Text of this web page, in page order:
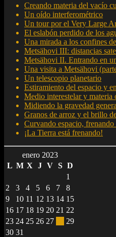
Creando materia del vacío
Un oído interferométrico
Un tour por el Very Large
El eslabón perdido de los
Una mirada a los confines
Metsähovi III: distancias
Metsähovi II. Entrando en
Una visita a Metsähovi
Un telescopio planetario
Estiramiento del espacio y
Medio interestelar y materia
Midiendo la gravedad
Granos de arroz y el brillo
Curvando espacio,
¡La Tierra está frenando!
enero 2023
L M X J V S D
1
2
3 4 5 6 7
8
9
10 11 12 13 14 15
16 17 18 19 20 21 22
23 24 25 26 27
29
30 31